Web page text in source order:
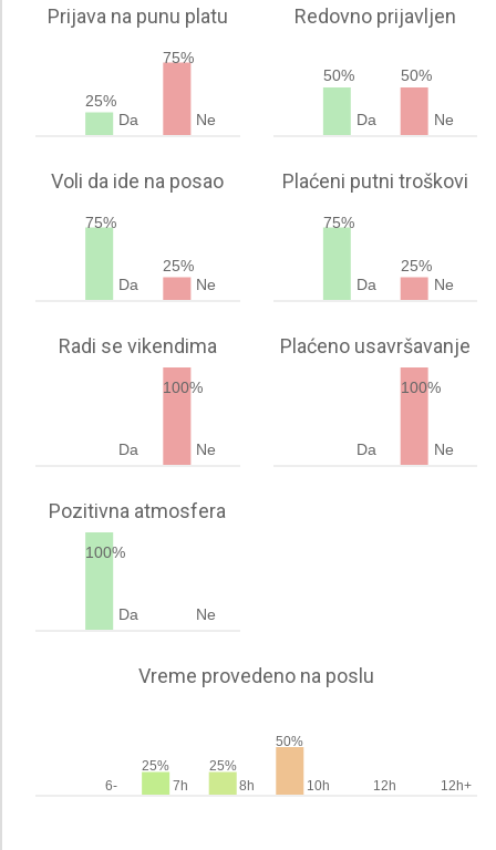
Prijava na punu platu
25%
Da
75%
Ne
Redovno prijavljen
50%
Da
50%
Ne
Voli da ide na posao
75%
Da
25%
Ne
Plaćeni putni troškovi
75%
Da
25%
Ne
Radi se vikendima
Da
100%
Ne
Plaćeno usavršavanje
Da
100%
Ne
Pozitivna atmosfera
100%
Da Ne
Vreme provedeno na poslu
6-
25%
7h
25%
8h
50%
10h 12h 12h+